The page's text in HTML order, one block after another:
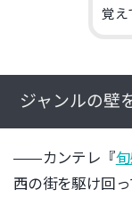
覚え
ジャンルの壁
――カンテレ『
西の街を駆け回っ